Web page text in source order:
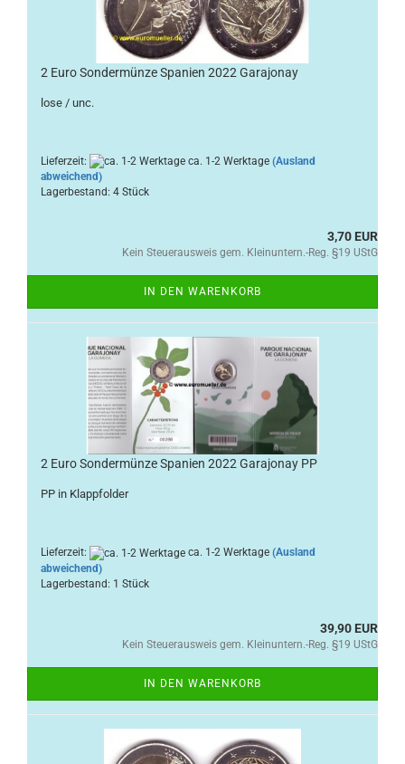
2 Euro Sondermünze Spanien 2022 Garajonay
lose / unc.
Lieferzeit: ca. 1-2 Werktage (Ausland
abweichend)
Lagerbestand: 4 Stück
3,70 EUR
Kein Steuerausweis gem. Kleinuntern.-Reg. §19 UStG
IN DEN WARENKORB
2 Euro Sondermünze Spanien 2022 Garajonay PP
PP in Klappfolder
Lieferzeit: ca. 1-2 Werktage (Ausland
abweichend)
Lagerbestand: 1 Stück
39,90 EUR
Kein Steuerausweis gem. Kleinuntern.-Reg. §19 UStG
IN DEN WARENKORB